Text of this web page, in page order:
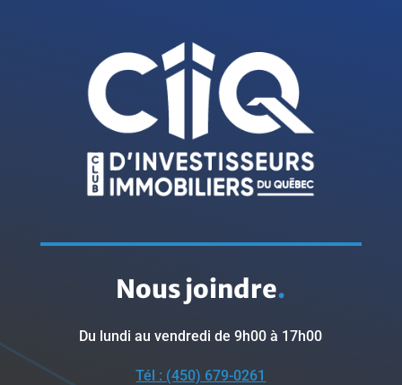
Nous joindre.
Du lundi au vendredi de 9h00 à 17h00
Tél : (450) 679-0261